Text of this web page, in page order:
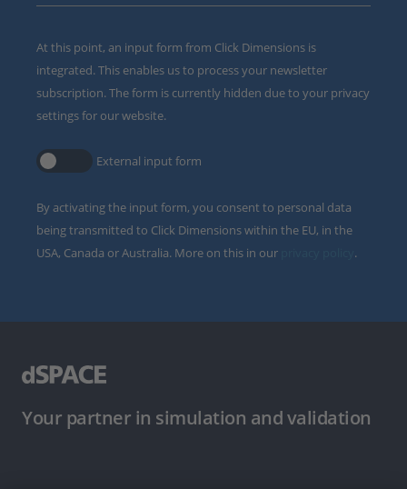
At this point, an input form from Click Dimensions is
integrated. This enables us to process your newsletter
subscription. The form is currently hidden due to your privacy
settings for our website.
External input form
By activating the input form, you consent to personal data
being transmitted to Click Dimensions within the EU, in the
USA, Canada or Australia. More on this in our
.
Your partner in simulation and validation